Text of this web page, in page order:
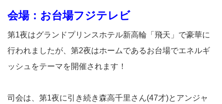
会場：お台場フジテレビ
第1夜はグランドプリンスホテル新高輪「飛天」で豪華に
行われましたが、第2夜はホームであるお台場でエネルギ
ッシュをテーマを開催されます！
司会は、第1夜に引き続き森高千里さん(47才)とアンジャ